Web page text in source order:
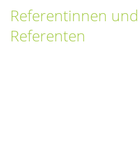
Referentinnen und
Referenten